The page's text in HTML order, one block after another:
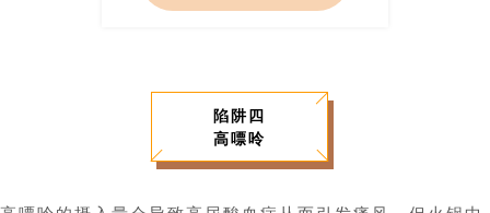
陷阱四
高嘌呤